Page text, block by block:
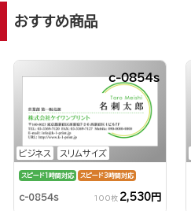
おすすめ商品
ビジネス スリムサイズ
c-0854s
スピード1時間対応 スピード3時間対応
c-0854s 100枚 2,530円